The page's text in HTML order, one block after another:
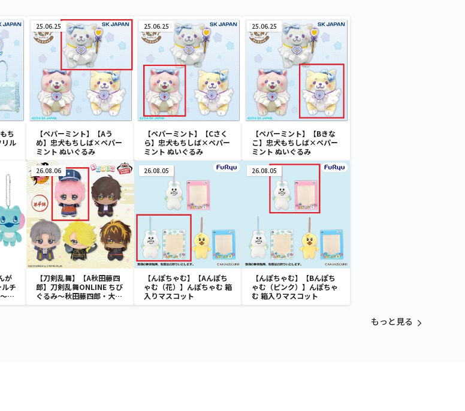
ち
ル
25.06.25
【ペパーミント】【Aう
め】忠犬もちしば×ペパー
ミント ぬいぐるみ
25.06.25
【ペパーミント】【Cさく
ら】忠犬もちしば×ペパー
ミント ぬいぐるみ
25.06.25
【ペパーミント】【Bきな
こ】忠犬もちしば×ペパー
ミント ぬいぐるみ
が
ルチ
～
26.08.06
【刀剣乱舞】【A秋田藤四
郎】刀剣乱舞ONLINE ちび
ぐるみ～秋田藤四郎・大倶
利伽羅・へし切長谷部・獅
26.08.05
【んぽちゃむ】【Aんぽち
ゃむ（花）】んぽちゃむ 箱
入りマスコット
26.08.05
【んぽちゃむ】【Bんぽち
ゃむ（ピンク）】んぽちゃ
む 箱入りマスコット
もっと見る